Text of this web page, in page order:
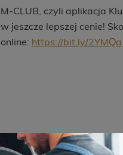
M-CLUB, czyli aplikacja
w jeszcze lepszej cenie!
online: https://bit.ly/